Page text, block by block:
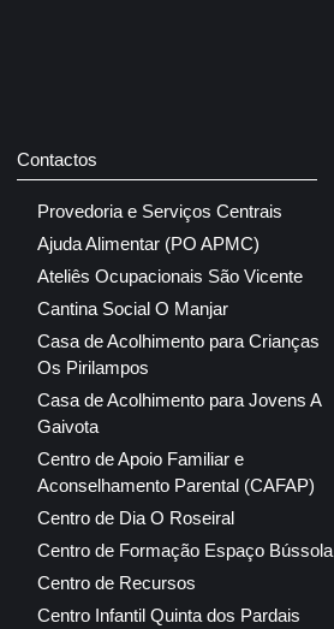
Contactos
Provedoria e Serviços Centrais
Ajuda Alimentar (PO APMC)
Ateliês Ocupacionais São Vicente
Cantina Social O Manjar
Casa de Acolhimento para Crianças
Os Pirilampos
Casa de Acolhimento para Jovens A
Gaivota
Centro de Apoio Familiar e
Aconselhamento Parental (CAFAP)
Centro de Dia O Roseiral
Centro de Formação Espaço Bússola
Centro de Recursos
Centro Infantil Quinta dos Pardais